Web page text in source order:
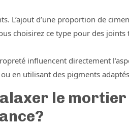
L’ajout d’une proportion de
choisirez ce type pour des joints
influencent directement
en utilisant des pigments
le